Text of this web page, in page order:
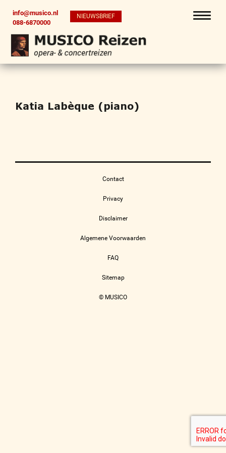
info@musico.nl
088-6870000
NIEUWSBRIEF
Katia Labèque (piano)
Contact
Privacy
Disclaimer
Algemene Voorwaarden
FAQ
Sitemap
© MUSICO